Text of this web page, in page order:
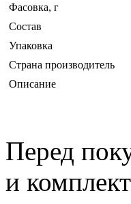
Фасовка, г
Состав
Упаковка
Страна производитель
Описание
Перед
и